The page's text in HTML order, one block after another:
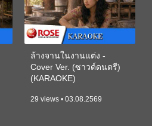
ล้างจานในงานแต่ง -
Cover Ver. (ซาวด์ดนตรี)
(KARAOKE)
29 views • 03.08.2569